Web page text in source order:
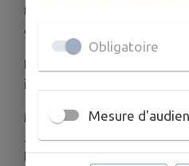
transforment le hall de la
galerie vivante.
Du
invite à découvrir :
Mirror Twins -Claire
Jumeaux, miroirs vivants.
l’évidence de leur lien :
Obligatoire
Mesure